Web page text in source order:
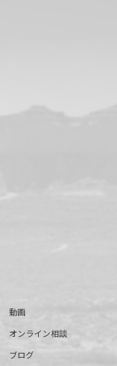
動画
オンライン相談
ブログ